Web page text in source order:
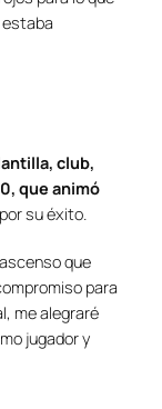
club,
que animó
su éxito.
que
para
me alegraré
jugador y